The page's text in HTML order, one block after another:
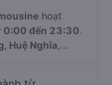
hoạt
0:00 đến 23:30.
Huệ Nghĩa ,...